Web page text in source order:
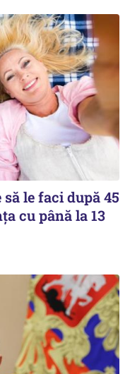
le faci după 45
cu până la 13